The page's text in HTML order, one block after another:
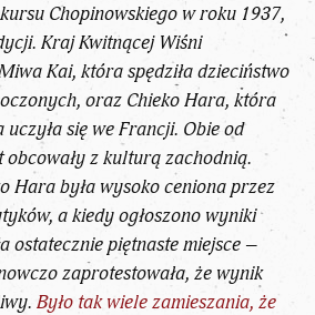
Chopinowskiego w roku 1937,
Kraj Kwitnącej Wiśni
Kai, która spędziła dzieciństwo
oraz Chieko Hara, która
się we Francji. Obie od
obcowały z kulturą zachodnią.
Hara była wysoko ceniona przez
a kiedy ogłoszono wyniki
ostatecznie piętnaste miejsce –
zaprotestowała, że wynik
Było tak wiele zamieszania, że